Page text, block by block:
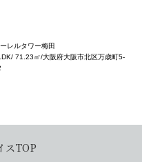
レルタワー梅田
71.23㎡/大阪府大阪市北区万歳町5-
スTOP